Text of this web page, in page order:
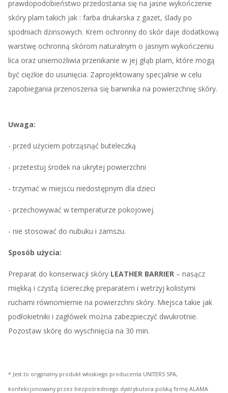
prawdopodobieństwo przedostania się na jasne wykończenie
skóry plam takich jak : farba drukarska z gazet, ślady po
spodniach dżinsowych. Krem ochronny do skór daje dodatkową
warstwę ochronną skórom naturalnym o jasnym wykończeniu
lica oraz uniemożliwia przenikanie w jej głąb plam, które mogą
być ciężkie do usunięcia. Zaprojektowany specjalnie w celu
zapobiegania przenoszenia się barwnika na powierzchnię skóry.
Uwaga:
- przed użyciem potrząsnąć buteleczką
- przetestuj środek na ukrytej powierzchni
- trzymać w miejscu niedostępnym dla dzieci
- przechowywać w temperaturze pokojowej.
- nie stosować do nubuku i zamszu.
Sposób użycia:
Preparat do konserwacji skóry LEATHER BARRIER – nasącz
miękką i czystą ściereczkę preparatem i wetrzyj kolistymi
ruchami równomiernie na powierzchni skóry. Miejsca takie jak
podłokietniki i zagłówek można zabezpieczyć dwukrotnie.
Pozostaw skórę do wyschnięcia na 30 min.
* Jest to oryginalny produkt włoskiego producenta UNITERS SPA,
konfekcjonowany przez bezpośredniego dystrybutora polską firmę ALAMA